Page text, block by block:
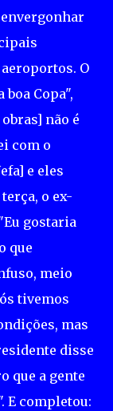
O
Copa",
não é
com o
e eles
o ex-
gostaria
que
meio
tivemos
mas
disse
que a gente
E completou: